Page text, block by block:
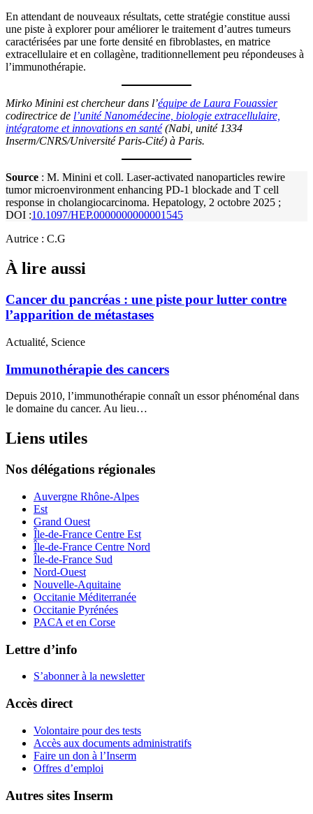
En attendant de nouveaux résultats, cette stratégie constitue aussi
une piste à explorer pour améliorer le traitement d’autres tumeurs
caractérisées par une forte densité en fibroblastes, en matrice
extracellulaire et en collagène, traditionnellement peu répondeuses à
l’immunothérapie.
Mirko Minini est chercheur dans l’équipe de Laura Fouassier
codirectrice de l’unité Nanomédecine, biologie extracellulaire,
intégratome et innovations en santé(Nabi, unité 1334
Inserm/CNRS/Université Paris-Cité) à Paris.
Source : M. Minini et coll. Laser-activated nanoparticles rewire
tumor microenvironment enhancing PD‑1 blockade and T cell
response in cholangiocarcinoma. Hepatology, 2 octobre 2025 ;
DOI :10.1097/HEP.0000000000001545
Autrice : C.G
À lire aussi
Cancer du pancréas : une piste pour lutter contre
l’apparition de métastases
Actualité, Science
Immunothérapie des cancers
Depuis 2010, l’immunothérapie connaît un essor phénoménal dans
le domaine du cancer. Au lieu…
Liens utiles
Nos délégations régionales
Auvergne Rhône-Alpes
Est
Grand Ouest
Île-de-France Centre Est
Île-de-France Centre Nord
Île-de-France Sud
Nord-Ouest
Nouvelle-Aquitaine
Occitanie Méditerranée
Occitanie Pyrénées
PACA et en Corse
Lettre d’info
S’abonner à la newsletter
Accès direct
Volontaire pour des tests
Accès aux documents administratifs
Faire un don à l’Inserm
Offres d’emploi
Autres sites Inserm